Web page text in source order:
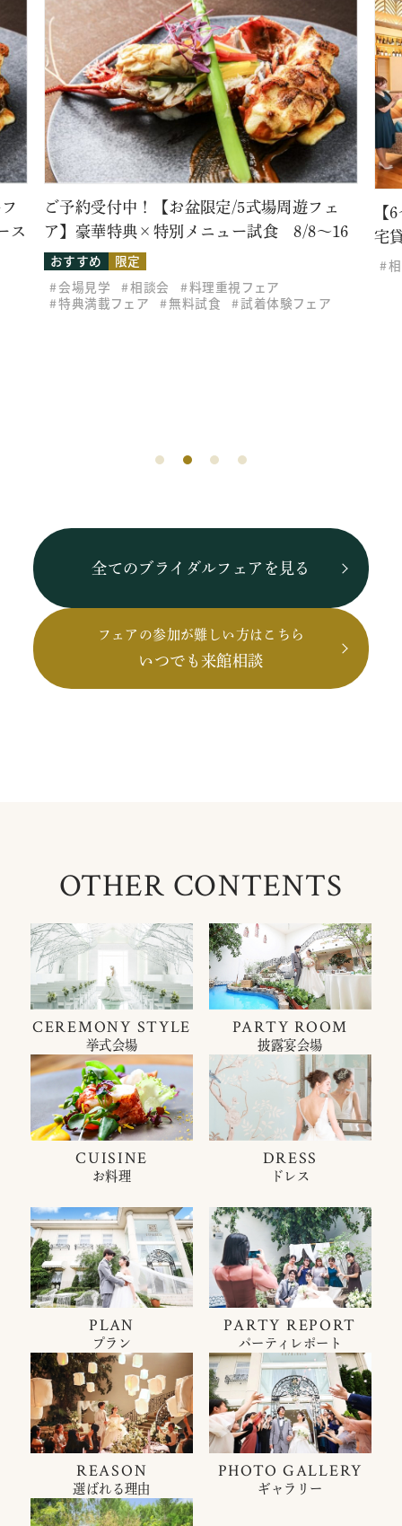
ス
ご予約受付中！【お盆限定/5式場周遊フェ
ア】豪華特典×特別メニュー試食 8/8～16
おすすめ
限定
会場見学
相談会
料理重視フェア
特典満載フェア
無料試食 試着体験フェア
【
宅
全てのブライダルフェアを見る
フェアの参加が難しい方はこちら
いつでも来館相談
OTHER CONTENTS
CEREMONY STYLE
挙式会場
PARTY ROOM
披露宴会場
CUISINE
お料理
DRESS
ドレス
PLAN
プラン
PARTY REPORT
パーティレポート
REASON
選ばれる理由
PHOTO GALLERY
ギャラリー